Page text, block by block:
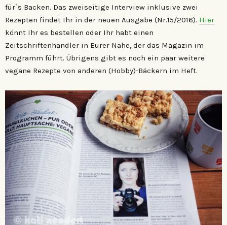
für`s Backen. Das zweiseitige Interview inklusive zwei
Rezepten findet Ihr in der neuen Ausgabe (Nr.15/2016). Hier
könnt Ihr es bestellen oder Ihr habt einen
Zeitschriftenhändler in Eurer Nähe, der das Magazin im
Programm führt. Übrigens gibt es noch ein paar weitere
vegane Rezepte von anderen (Hobby)-Bäckern im Heft.